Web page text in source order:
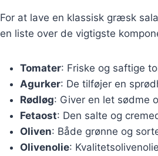
For at lave en klassisk græsk
en liste over de vigtigste
Tomater: Friske og saftige
Agurker: De tilføjer en
Rødløg: Giver en let sødme
Fetaost: Den salte og
Oliven: Både grønne og
Olivenolie: